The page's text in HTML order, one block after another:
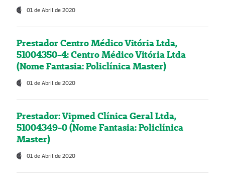
01 de Abril de 2020
Prestador Centro Médico Vitória Ltda,
51004350-4: Centro Médico Vitória Ltda
(Nome Fantasia: Policlínica Master)
01 de Abril de 2020
Prestador: Vipmed Clínica Geral Ltda,
51004349-0 (Nome Fantasia: Policlínica
Master)
01 de Abril de 2020